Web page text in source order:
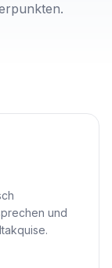
und